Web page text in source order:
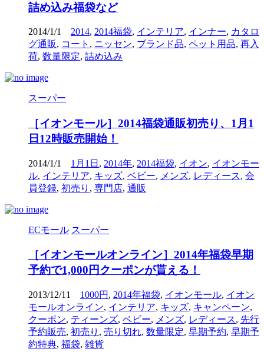
詰め込み福袋など
2014/1/1 2014, 2014福袋, インテリア, インナー, カタロ
グ通販, コート , ニッセン, ブランド品, ペット用品, 再入
荷, 数量限定, 詰め込み
スーパー
［イオンモール］2014福袋通販初売り、1月1
日12時販売開始！
2014/1/1 1月1日 , 2014年, 2014福袋, イオン, イオンモー
ル, インテリア, キッズ, ベビー, メンズ, レディース, 会
員登録, 初売り , 専門店, 通販
ECモール スーパー
［イオンモールオンライン］2014年福袋早期
予約で1,000円クーポンが貰える！
2013/12/11 1000円 , 2014年福袋, イオンモール, イオン
モールオンライン, インテリア, キッズ, キャンペーン,
クーポン, ティーンズ, ベビー, メンズ, レディース, 先行
予約販売, 初売り , 売り切れ, 数量限定, 早期予約, 早期予
約特典, 福袋, 雑貨